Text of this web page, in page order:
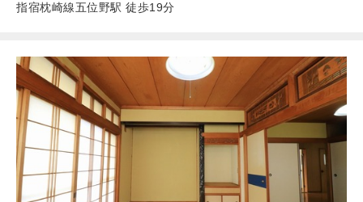
指宿枕崎線五位野駅 徒歩19分